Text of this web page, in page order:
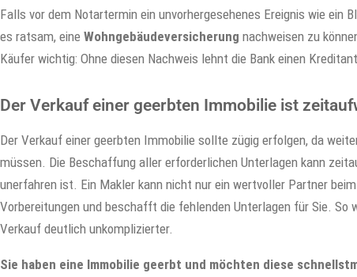
Falls vor dem Notartermin ein unvorhergesehenes Ereignis wie ein
es ratsam, eine Wohngebäudeversicherung nachweisen zu
Käufer wichtig: Ohne diesen Nachweis lehnt die Bank einen
Der Verkauf einer geerbten Immobilie ist
Der Verkauf einer geerbten Immobilie sollte zügig erfolgen, da
müssen. Die Beschaffung aller erforderlichen Unterlagen kann
unerfahren ist. Ein Makler kann nicht nur ein wertvoller Partner
Vorbereitungen und beschafft die fehlenden Unterlagen für Sie. So
Verkauf deutlich unkomplizierter.
Sie haben eine Immobilie geerbt und möchten diese